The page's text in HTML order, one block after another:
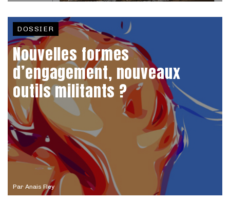
Par Anais Fley
DOSSIER
Nouvelles formes
d’engagement, nouveaux
outils militants ?